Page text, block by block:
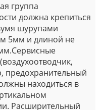
группа
должна крепиться
шурупами
5мм и длиной не
предохранительный
находиться в
Расширительный